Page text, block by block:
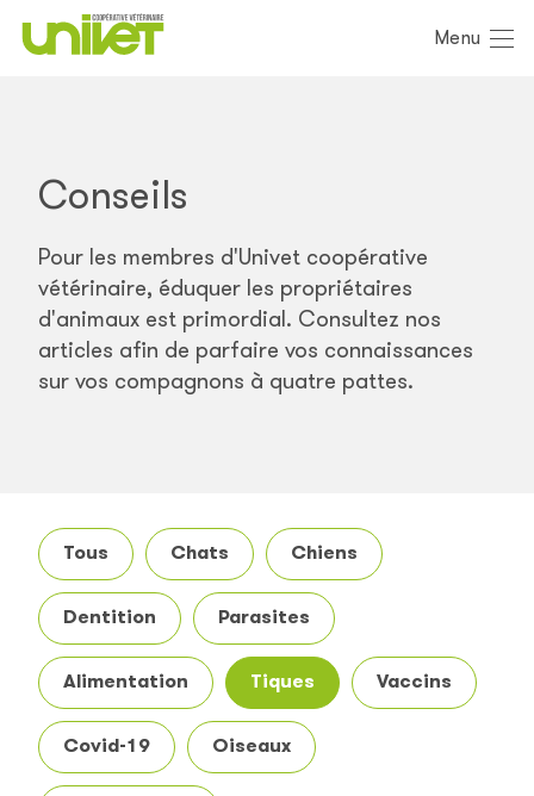
Menu
Conseils
Pour les membres d'Univet coopérative
vétérinaire, éduquer les propriétaires
d'animaux est primordial. Consultez nos
articles afin de parfaire vos connaissances
sur vos compagnons à quatre pattes.
Tous Chats Chiens
Dentition Parasites
Alimentation Tiques Vaccins
Covid-19 Oiseaux